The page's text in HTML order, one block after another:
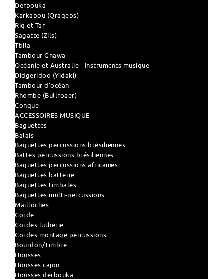
Derbouka
Karkabou (Qraqebs)
Riq et Tar
Sagatte (Zils)
Tbila
Tambour Gnawa
Océanie et Australie - Instruments musique
Didgeridoo (Yidaki)
Tambour d'océan
Rhombe (Bullroaer)
Conque
ACCESSOIRES MUSIQUE
Baguettes
Balais
Baguettes percussions brésiliennes
Battes percussions brésiliennes
Baguettes percussions africaines
Baguettes batterie
Baguettes timbales
Baguettes multi-percussions
Mailloches
Corde
Cordes lutherie
Cordes montage percussions
Bourdon/Timbre
Housses
Housses cajon
Housses derbouka